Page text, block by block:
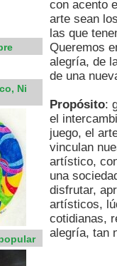
Ni
con acento
arte sean
las que
Queremos
alegría, de
de una
Propósito:
el
juego, el
vinculan
artístico,
una
disfrutar,
artísticos,
cotidianas,
alegría, tan